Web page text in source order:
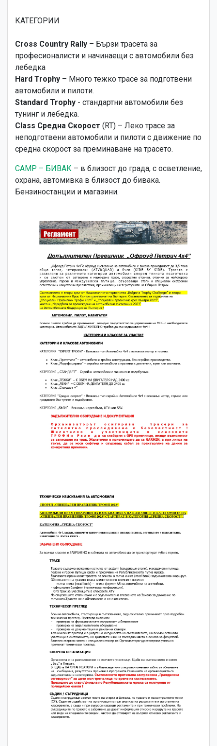
КАТЕГОРИИ
Cross Country Rally – Бързи трасета за
професионалисти и начинаещи с автомобили без
лебедка
Hard Trophy – Много тежко трасе за подготвени
автомобили и пилоти.
Standard Trophy - стандартни автомобили без
тунинг и лебедка.
Class Средна Скорост (RT) – Леко трасе за
неподготвени автомобили и пилоти с движение по
средна скорост за преминаване на трасето.
CAMP – БИВАК – в близост до града, с осветление,
охрана, автомивка в близост до бивака.
Бензиностанции и магазини.